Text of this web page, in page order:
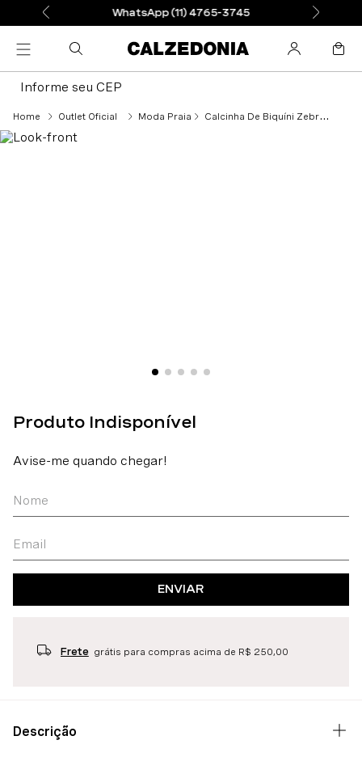
WhatsApp (11) 4765-3745
Informe seu CEP
Outlet Oficial Moda Praia Calcinha De Biquíni Zebra Malaga - Laranja
ENVIAR
Frete grátis para compras acima de R$ 250,00
Descrição